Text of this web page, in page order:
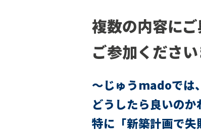
複数の内容に
ご参加ください
～じゅうmadoでは
どうしたら良いのか
特に「新築計画で失